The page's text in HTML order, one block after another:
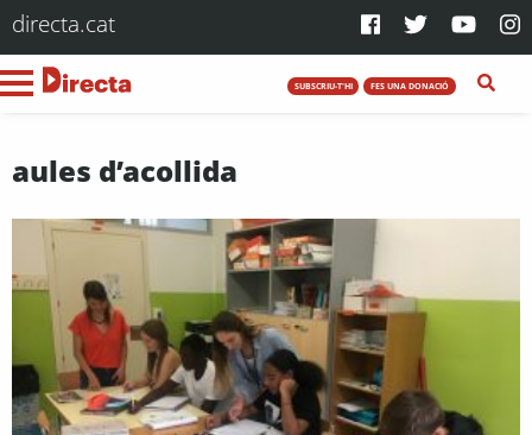
directa.cat
SUBSCRIU-T'HI FES UNA DONACIÓ
aules d’acollida